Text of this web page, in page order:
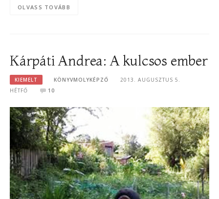
OLVASS TOVÁBB
Kárpáti Andrea: A kulcsos ember
KIEMELT KÖNYVMOLYKÉPZŐ
2013. AUGUSZTUS 5.
HÉTFŐ
10